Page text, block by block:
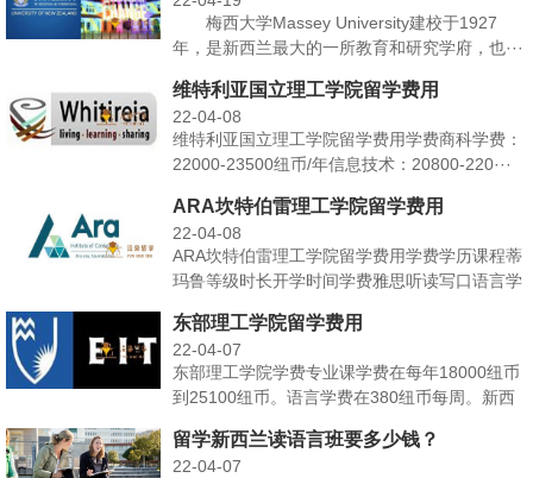
梅西大学Massey University建校于1927
年，是新西兰最大的一所教育和研究学府，也···
维特利亚国立理工学院留学费用
22-04-08
维特利亚国立理工学院留学费用学费商科学费：
22000-23500纽币/年信息技术：20800-220···
ARA坎特伯雷理工学院留学费用
22-04-08
ARA坎特伯雷理工学院留学费用学费学历课程蒂
玛鲁等级时长开学时间学费雅思听读写口语言学
东部理工学院留学费用
22-04-07
东部理工学院学费专业课学费在每年18000纽币
到25100纽币。语言学费在380纽币每周。新西
留学新西兰读语言班要多少钱？
22-04-07